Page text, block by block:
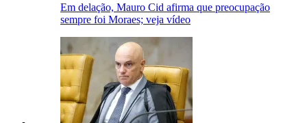
Em delação, Mauro Cid afirma que preocupação
sempre foi Moraes; veja vídeo